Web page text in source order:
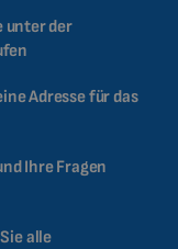
unter der
Adresse für das
Ihre Fragen
alle